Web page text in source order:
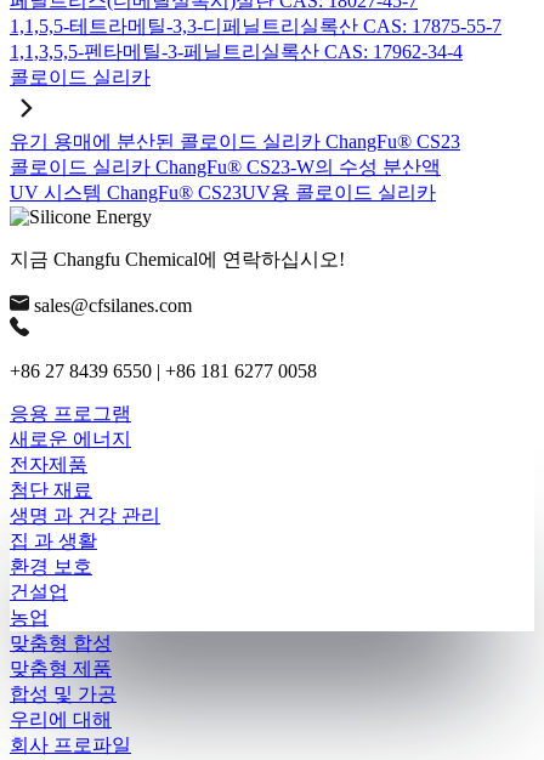
1,1,5,5-테트라메틸-3,3-디페닐트리실록산 CAS: 17875-55-7
1,1,3,5,5-펜타메틸-3-페닐트리실록산 CAS: 17962-34-4
콜로이드 실리카
유기 용매에 분산된 콜로이드 실리카 ChangFu® CS23
콜로이드 실리카 ChangFu® CS23-W의 수성 분산액
UV 시스템 ChangFu® CS23UV용 콜로이드 실리카
지금 Changfu Chemical에 연락하십시오!
sales@cfsilanes.com
+86 27 8439 6550 | +86 181 6277 0058
응용 프로그램
새로운 에너지
전자제품
첨단 재료
생명 과 건강 관리
집 과 생활
환경 보호
건설업
농업
맞춤형 합성
맞춤형 제품
합성 및 가공
우리에 대해
회사 프로파일